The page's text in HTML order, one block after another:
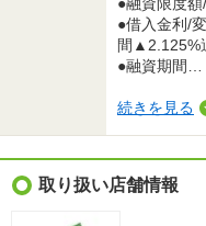
●借入金利/
間▲2.125%
●融資期間…
続きを見る
取り扱い店舗情報